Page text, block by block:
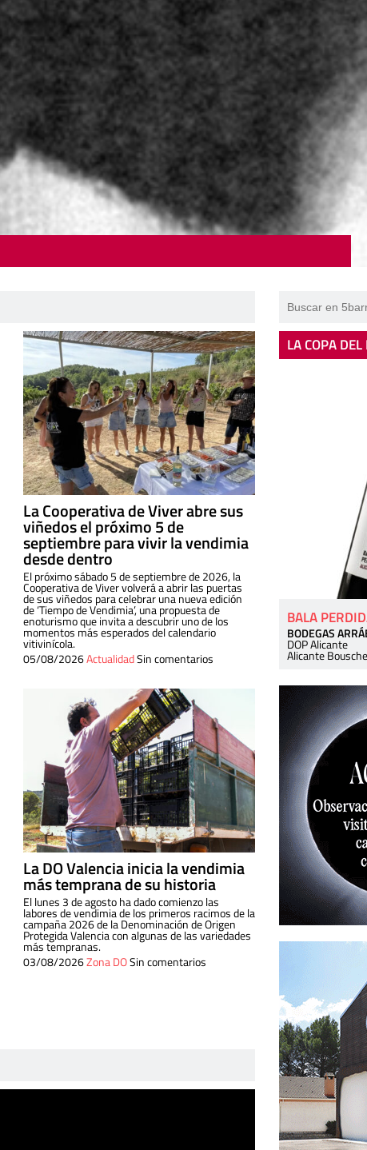
La Cooperativa de Viver abre sus
viñedos el próximo 5 de
septiembre para vivir la vendimia
desde dentro
El próximo sábado 5 de septiembre de 2026, la
Cooperativa de Viver volverá a abrir las puertas
de sus viñedos para celebrar una nueva edición
de ‘Tiempo de Vendimia’, una propuesta de
enoturismo que invita a descubrir uno de los
momentos más esperados del calendario
vitivinícola.
05/08/2026ActualidadSin comentarios
La DO Valencia inicia la vendimia
más temprana de su historia
El lunes 3 de agosto ha dado comienzo las
labores de vendimia de los primeros racimos de la
campaña 2026 de la Denominación de Origen
Protegida Valencia con algunas de las variedades
más tempranas.
03/08/2026Zona DOSin comentarios
LA COPA
BALA
BODEGAS
DOP Alicante
Alicante